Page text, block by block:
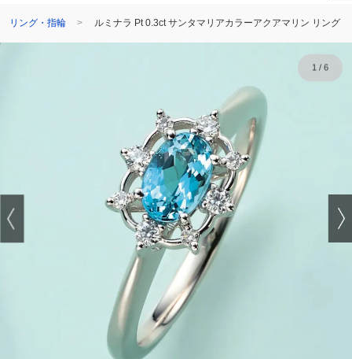
リング・指輪 ルミナラ Pt 0.3ct サンタマリアカラーアクアマリン リング
1/ 6